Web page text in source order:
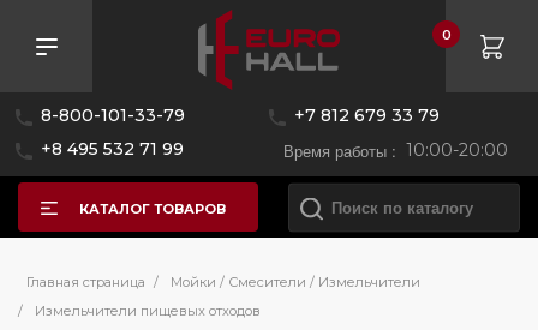
8-800-101-33-79
+7 812 679 33 79
+8 495 532 71 99
Время работы : 10:00-20:00
0
КАТАЛОГ ТОВАРОВ
Главная страница /
Мойки / Смесители / Измельчители
/
Измельчители пищевых отходов
Розничная цена
—
Бренд